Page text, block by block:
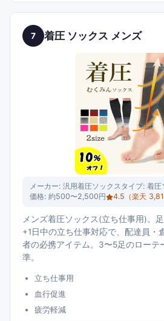
7 着圧 ソックス メンズ
メーカー: 汎用着圧ソックスタイプ: 着圧
価格: 約500〜2,500円 4.5 （楽天
メンズ着圧ソックス(立ち仕事用)。
+1日中の立ち仕事対応で、配達員・
者の必携アイテム。3〜5足のローテ
準。
立ち仕事用
血行促進
疲労軽減